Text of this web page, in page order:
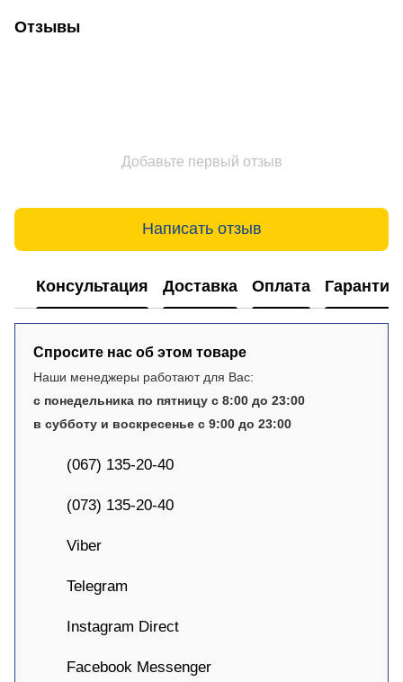
Отзывы
Добавьте первый отзыв
Написать отзыв
Консультация Доставка Оплата Гарантия
Спросите нас об этом товаре
Наши менеджеры работают для Вас:
с понедельника по пятницу с 8:00 до 23:00
в субботу и воскресенье с 9:00 до 23:00
(067) 135-20-40
(073) 135-20-40
Viber
Telegram
Instagram Direct
Facebook Messenger